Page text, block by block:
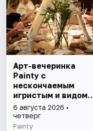
Арт-вечеринка
Painty с
нескончаемым
игристым и видом
на Театр им. Андрея
Миронова
6 августа 2026 •
четверг
Painty